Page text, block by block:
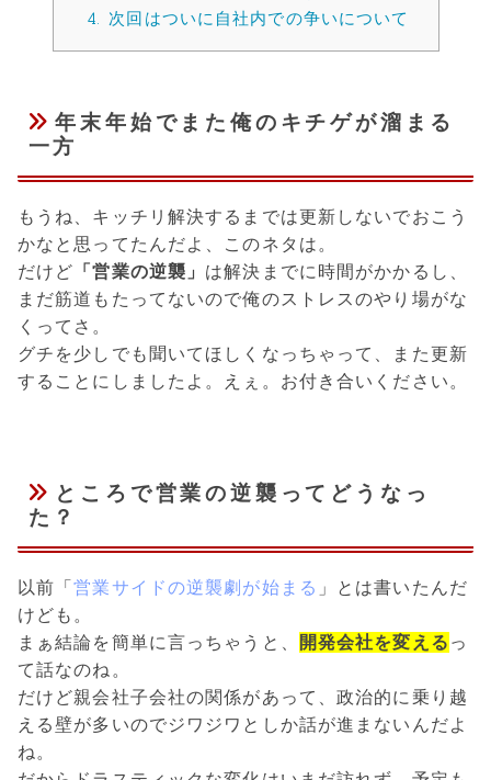
4. 次回はついに自社内での争いについて
年末年始でまた俺のキチゲが溜まる
一方
もうね、キッチリ解決するまでは更新しないでおこう
かなと思ってたんだよ、このネタは。
だけど 「営業の逆襲」 は解決までに時間がかかるし、
まだ筋道もたってないので俺のストレスのやり場がな
くってさ。
グチを少しでも聞いてほしくなっちゃって、また更新
することにしましたよ。えぇ。お付き合いください。
ところで営業の逆襲ってどうなっ
た？
以前「営業サイドの逆襲劇が始まる 」とは書いたんだ
けども。
まぁ結論を簡単に言っちゃうと、
開発会社を変える っ
て話なのね。
だけど親会社子会社の関係があって、政治的に乗り越
える壁が多いのでジワジワとしか話が進まないんだよ
ね。